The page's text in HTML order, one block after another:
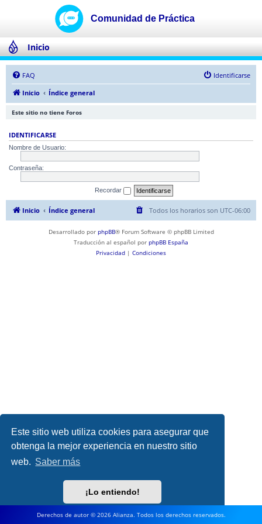
Este sitio web utiliza cookies para asegurar que
obtenga la mejor experiencia en nuestro sitio
web. Saber más
¡Lo entiendo!
Inicio
FAQ
Identificarse
Inicio
Índice general
Este sitio no tiene Foros
IDENTIFICARSE
Nombre de Usuario:
Contraseña:
Recordar
Inicio Índice general Todos los horarios son UTC-06:00
Desarrollado por phpBB® Forum Software © phpBB Limited
Traducción al español por phpBB España
Privacidad | Condiciones
Derechos de autor © 2026 Alianza. Todos los derechos reservados.